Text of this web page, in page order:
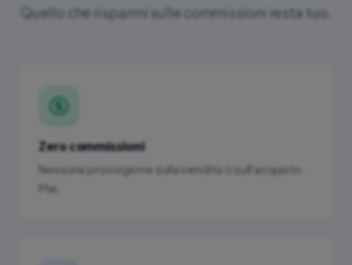
Quello che risparmi sulle commissioni resta tuo.
Zero commissioni
Nessuna provvigione sulla vendita o sull'acquisto.
Mai.